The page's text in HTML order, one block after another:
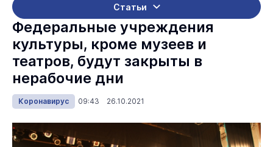
Статьи
Федеральные учреждения
культуры, кроме музеев и
театров, будут закрыты в
нерабочие дни
Коронавирус 09:43 26.10.2021